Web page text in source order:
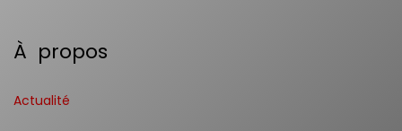
À propos
Actualité